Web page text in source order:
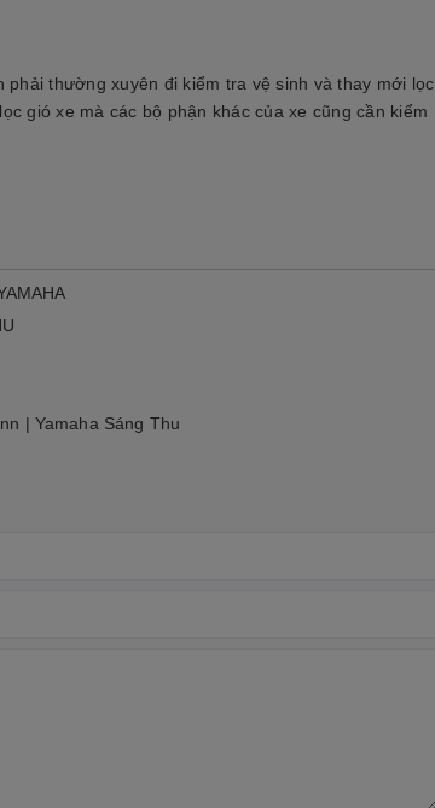
thường xuyên đi kiểm tra vệ sinh và thay mới lọc
gió xe mà các bộ phận khác của xe cũng cần kiểm
| Yamaha Sáng Thu